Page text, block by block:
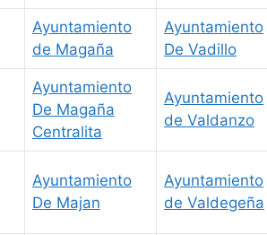
Ayuntamiento
de Magaña
Ayuntamiento
De Vadillo
Ayuntamiento
De Magaña
Centralita
Ayuntamiento
de Valdanzo
Ayuntamiento
De Majan
Ayuntamiento
de Valdegeña